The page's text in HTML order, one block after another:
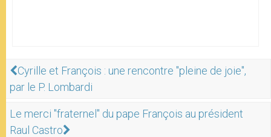
Cyrille et François : une rencontre "pleine de joie",
par le P. Lombardi
Le merci "fraternel" du pape François au président
Raul Castro